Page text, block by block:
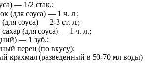
— 1/2 стак.;
(для соуса) — 1 ч. л.;
соуса) — 2-3 ст. л.;
(для соуса) — 1 ч. л.;
— 1 зуб.;
перец (по вкусу);
крахмал (разведенный в 50-70 мл воды)